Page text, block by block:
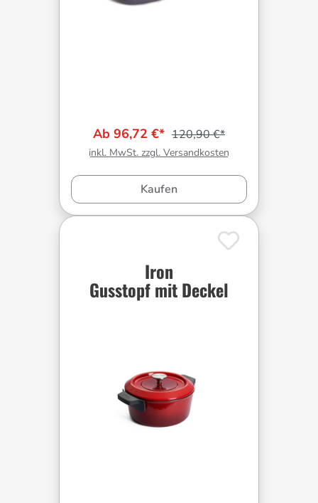
Ab 96,72 €* 120,90 €*
inkl. MwSt. zzgl. Versandkosten
Kaufen
Iron
Gusstopf mit Deckel